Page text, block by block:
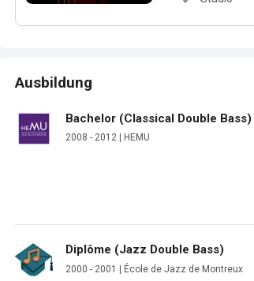
Ausbildung
Bachelor (Classical Double Bass)
2008 - 2012 | HEMU
Diplôme (Jazz Double Bass)
2000 - 2001 | École de Jazz de Montreux